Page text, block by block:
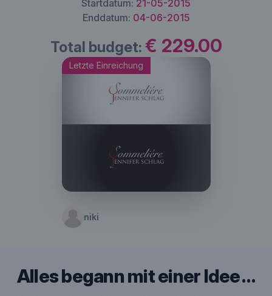
Startdatum: 21-05-2015
Enddatum: 04-06-2015
Total budget: € 229.00
Letzte Einreichung
niki
Alles begann mit einer Idee …